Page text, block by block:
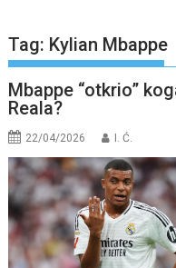
Tag: Kylian Mbappe
Mbappe “otkrio”
Reala?
22/04/2026 I. Ć.